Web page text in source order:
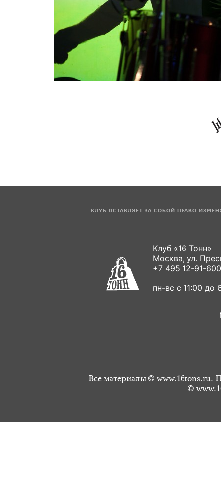
КЛУБ ОСТАВЛЯЕТ ЗА СОБОЙ ПРАВО
Клуб «16 Тонн»
Москва, ул.
+7 495 12-91-
пн-вс с 11:00 до
Все материалы © www.16tons.ru.
©